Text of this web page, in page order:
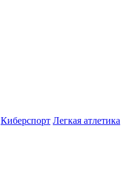
Киберспорт Легкая атлетика